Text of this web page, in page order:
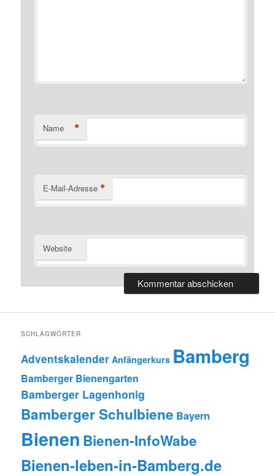
Name *
E-Mail-Adresse *
Website
SCHLAGWÖRTER
Adventskalender Anfängerkurs Bamberg
Bamberger Bienengarten
Bamberger Lagenhonig
Bamberger Schulbiene Bayern
Bienen Bienen-InfoWabe
Bienen-leben-in-Bamberg.de